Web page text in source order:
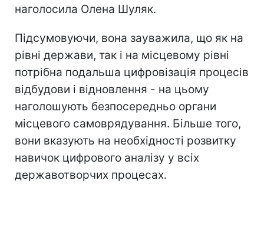
наголосила Олена Шуляк.
Підсумовуючи, вона зауважила, що як на
рівні держави, так і на місцевому рівні
потрібна подальша цифровізація процесів
відбудови і відновлення - на цьому
наголошують безпосередньо органи
місцевого самоврядування. Більше того,
вони вказують на необхідності розвитку
навичок цифрового аналізу у всіх
державотворчих процесах.